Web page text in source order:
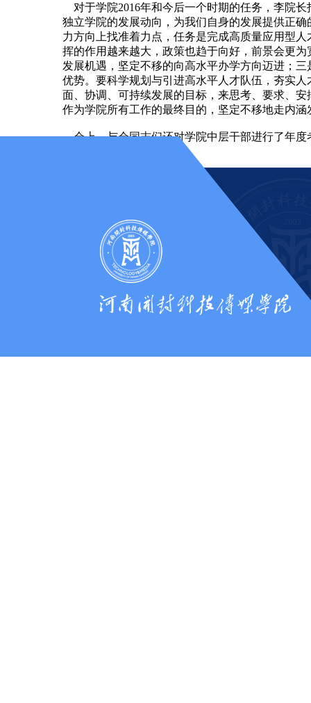
对于学院2016年和今后一个时期的任务，李院
独立学院的发展动向，为我们自身的发展提供正
力方向上找准着力点，任务是完成高质量应用型
挥的作用越来越大，政策也趋于向好，前景会更
发展机遇，坚定不移的向高水平办学方向迈进；
优势。要科学规划与引进高水平人才队伍，夯实
面、协调、可持续发展的目标，来思考、要求、
作为学院所有工作的最终目的，坚定不移地走内
会上，与会同志们还对学院中层干部进行了年度